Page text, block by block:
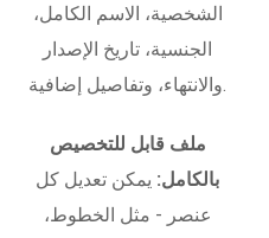
الشخصية، الاسم الكامل،
الجنسية، تاريخ الإصدار
والانتهاء، وتفاصيل إضافية.
ملف قابل للتخصيص
بالكامل: يمكن تعديل كل
عنصر - مثل الخطوط،